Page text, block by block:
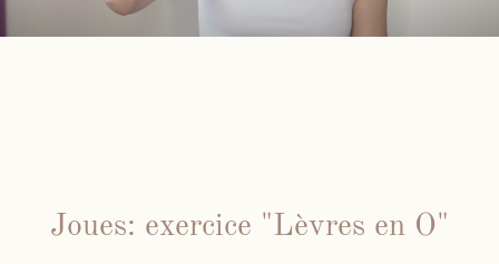
Joues: exercice "Lèvres en O"